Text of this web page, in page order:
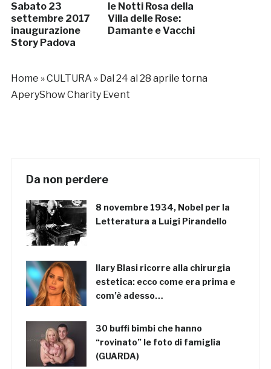
Sabato 23
settembre 2017
inaugurazione
Story Padova
le Notti Rosa della
Villa delle Rose:
Damante e Vacchi
Home »CULTURA » Dal 24 al 28 aprile torna
AperyShow Charity Event
Da non perdere
8 novembre 1934, Nobel per la
Letteratura a Luigi Pirandello
Ilary Blasi ricorre alla chirurgia
estetica: ecco come era prima e
com’è adesso…
30 buffi bimbi che hanno
“rovinato” le foto di famiglia
(GUARDA)